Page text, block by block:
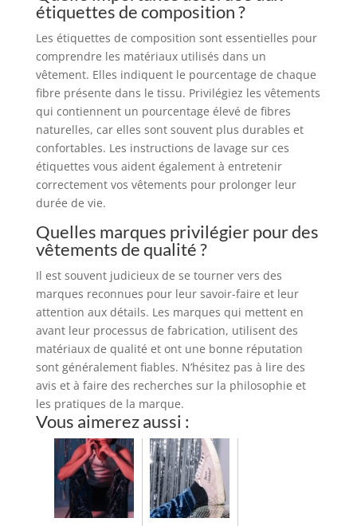
étiquettes de composition ?
Les étiquettes de composition sont essentielles pour
comprendre les matériaux utilisés dans un
vêtement. Elles indiquent le pourcentage de chaque
fibre présente dans le tissu. Privilégiez les vêtements
qui contiennent un pourcentage élevé de fibres
naturelles, car elles sont souvent plus durables et
confortables. Les instructions de lavage sur ces
étiquettes vous aident également à entretenir
correctement vos vêtements pour prolonger leur
durée de vie.
Quelles marques privilégier pour des
vêtements de qualité ?
Il est souvent judicieux de se tourner vers des
marques reconnues pour leur savoir-faire et leur
attention aux détails. Les marques qui mettent en
avant leur processus de fabrication, utilisent des
matériaux de qualité et ont une bonne réputation
sont généralement fiables. N’hésitez pas à lire des
avis et à faire des recherches sur la philosophie et
les pratiques de la marque.
Vous aimerez aussi :